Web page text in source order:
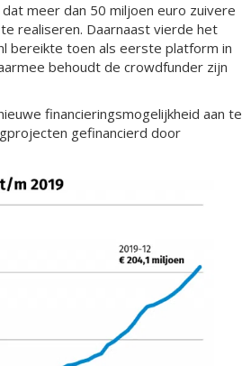
meer dan 50 miljoen euro zuivere
realiseren. Daarnaast vierde het
bereikte toen als eerste platform in
behoudt de crowdfunder zijn
financieringsmogelijkheid aan te
gefinancierd door